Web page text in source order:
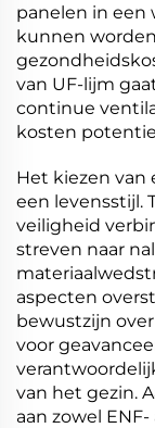
panelen in een
kunnen
van UF-lijm
continue
kosten
Het kiezen van
een levensstijl.
veiligheid
streven naar
aspecten
bewustzijn
voor
van het gezin.
aan zowel